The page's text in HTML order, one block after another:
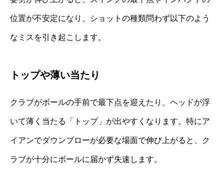
位置が不安定になり、ショットの種類問わず以下のよう
なミスを引き起こします。
トップや薄い当たり
クラブがボールの手前で最下点を迎えたり、ヘッドが浮
いて薄く当たる「トップ」が出やすくなります。特にア
イアンでダウンブローが必要な場面で伸び上がると、ク
ラブが十分にボールに届かず失速します。